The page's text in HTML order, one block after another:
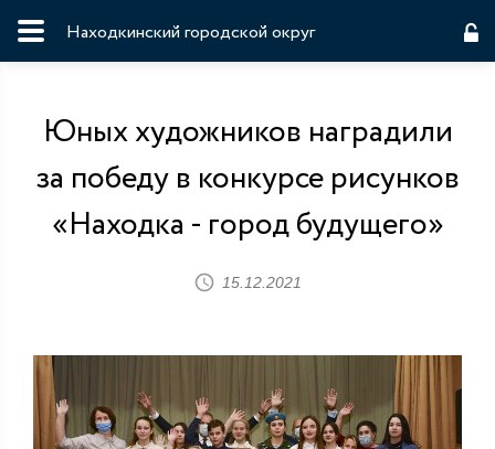
Находкинский городской округ
Юных художников наградили
за победу в конкурсе рисунков
«Находка - город будущего»
15.12.2021